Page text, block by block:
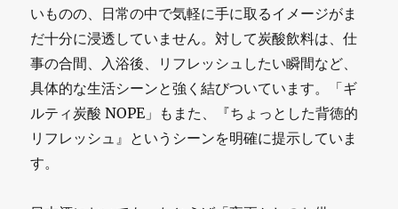
いものの、日常の中で気軽に手に取るイメージがま
だ十分に浸透していません。対して炭酸飲料は、仕
事の合間、入浴後、リフレッシュしたい瞬間など、
具体的な生活シーンと強く結びついています。「ギ
ルティ炭酸 NOPE」もまた、『ちょっとした背徳的
リフレッシュ』というシーンを明確に提示していま
す。